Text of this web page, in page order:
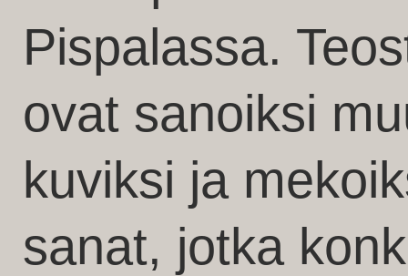
Pispalassa.
ovat sanoiksi
kuviksi ja
sanat, jotka